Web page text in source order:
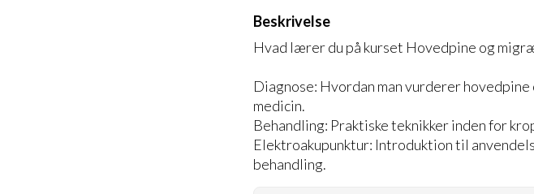
Beskrivelse
Hvad lærer du på kurset Hovedpine og
Diagnose: Hvordan man vurderer
medicin.
Behandling: Praktiske teknikker inden for
Elektroakupunktur: Introduktion til
behandling.